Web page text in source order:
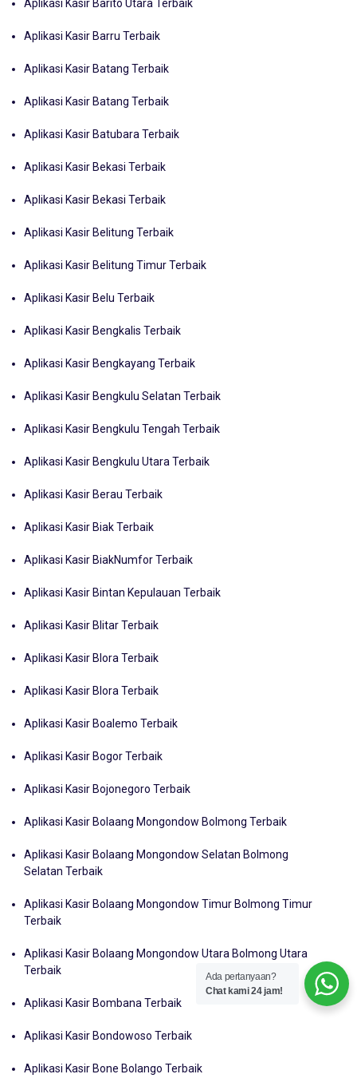
Aplikasi Kasir Barito Utara Terbaik
Aplikasi Kasir Barru Terbaik
Aplikasi Kasir Batang Terbaik
Aplikasi Kasir Batang Terbaik
Aplikasi Kasir Batubara Terbaik
Aplikasi Kasir Bekasi Terbaik
Aplikasi Kasir Bekasi Terbaik
Aplikasi Kasir Belitung Terbaik
Aplikasi Kasir Belitung Timur Terbaik
Aplikasi Kasir Belu Terbaik
Aplikasi Kasir Bengkalis Terbaik
Aplikasi Kasir Bengkayang Terbaik
Aplikasi Kasir Bengkulu Selatan Terbaik
Aplikasi Kasir Bengkulu Tengah Terbaik
Aplikasi Kasir Bengkulu Utara Terbaik
Aplikasi Kasir Berau Terbaik
Aplikasi Kasir Biak Terbaik
Aplikasi Kasir BiakNumfor Terbaik
Aplikasi Kasir Bintan Kepulauan Terbaik
Aplikasi Kasir Blitar Terbaik
Aplikasi Kasir Blora Terbaik
Aplikasi Kasir Blora Terbaik
Aplikasi Kasir Boalemo Terbaik
Aplikasi Kasir Bogor Terbaik
Aplikasi Kasir Bojonegoro Terbaik
Aplikasi Kasir Bolaang Mongondow Bolmong Terbaik
Aplikasi Kasir Bolaang Mongondow Selatan Bolmong
Selatan Terbaik
Aplikasi Kasir Bolaang Mongondow Timur Bolmong Timur
Terbaik
Aplikasi Kasir Bolaang Mongondow Utara Bolmong Utara
Terbaik
Aplikasi Kasir Bombana Terbaik
Aplikasi Kasir Bondowoso Terbaik
Aplikasi Kasir Bone Bolango Terbaik
Ada pertanyaan?
Chat kami 24 jam!